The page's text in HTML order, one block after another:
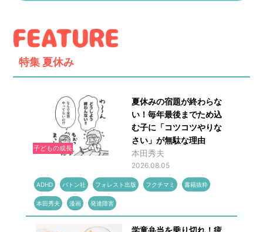
特集 夏休み
子どもの成長
夏休みの宿題が終わらな
い！毎年最後までため込
む子に「コツコツやりな
さい」が無駄な理由
本田秀夫
2026.08.05
ADHD バトン社 フォレスト出版 フクチマミ 書籍抜粋
本田秀夫 漫画 発達障害